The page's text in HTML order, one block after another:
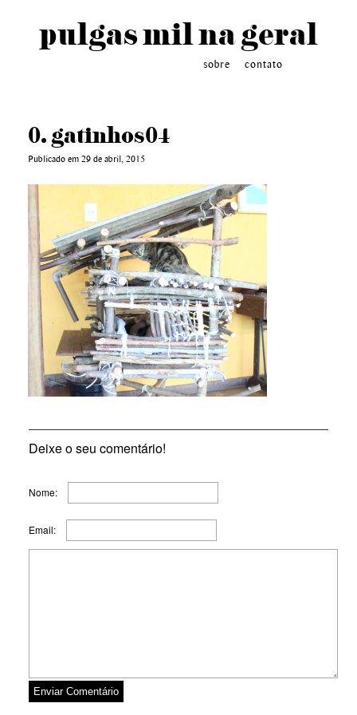
pulgas mil na geral
contato
sobre
0. gatinhos04
Publicado em 29 de abril, 2015
Deixe o seu comentário!
Nome:
Email: